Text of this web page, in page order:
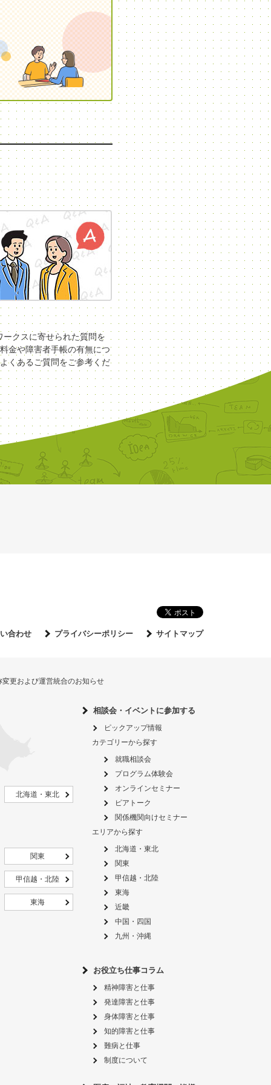
ークスに寄せられた質問を
金や障害者手帳の有無につ
くあるご質問をご参考くだ
合わせ プライバシーポリシー サイトマップ
更および運営統合のお知らせ
北海道・東北
関東
甲信越・北陸
東海
相談会・イベントに参加する
ピックアップ情報
カテゴリーから探す
就職相談会
プログラム体験会
オンラインセミナー
ピアトーク
関係機関向けセミナー
エリアから探す
北海道・東北
関東
甲信越・北陸
東海
近畿
中国・四国
九州・沖縄
お役立ち仕事コラム
精神障害と仕事
発達障害と仕事
身体障害と仕事
知的障害と仕事
難病と仕事
制度について